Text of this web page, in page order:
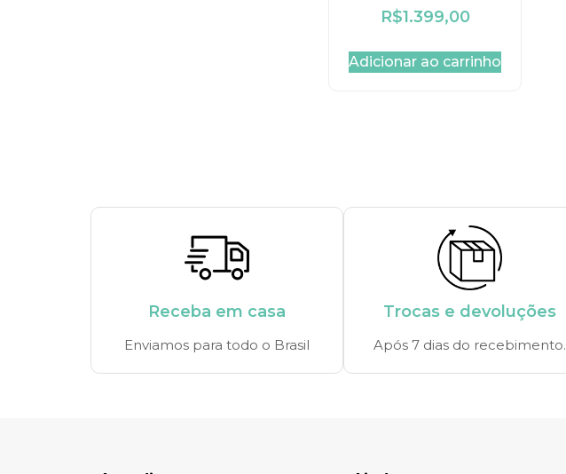
R$1.399,00
Adicionar ao carrinho
Receba em casa
Enviamos para todo o Brasil
Trocas e devoluções
Após 7 dias do recebimento.